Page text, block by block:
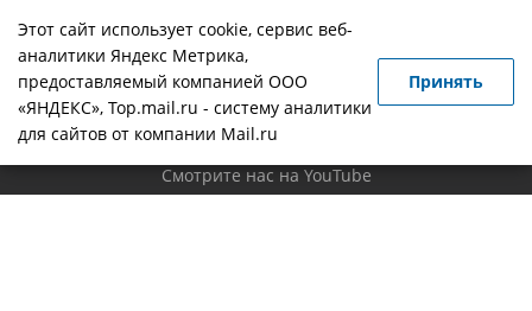
Контакты
Вопрос-ответ
Новости
Смотрите нас на YouTube
Этот сайт использует cookie, сервис веб-
аналитики Яндекс Метрика,
предоставляемый компанией ООО
«ЯНДЕКС», Top.mail.ru - систему аналитики
для сайтов от компании Mail.ru
Принять